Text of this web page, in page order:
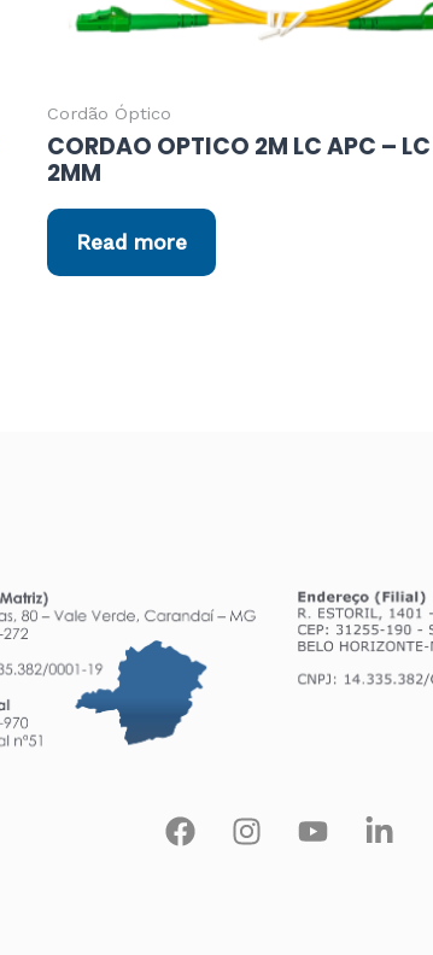
Cordão Óptico
CORDAO OPTICO 2M LC APC –
2MM
Read more